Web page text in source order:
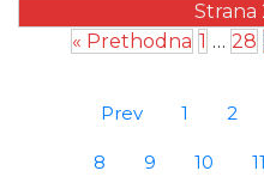
Strana
« Prethodna 1 … 28
Prev 1 2
8 9 10 11